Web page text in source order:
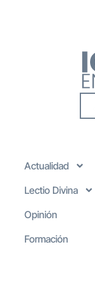
Actualidad
Lectio Divina
Opinión
Formación